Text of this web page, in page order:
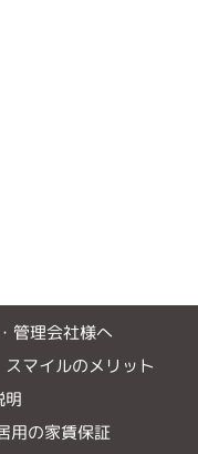
管理会社様へ
マイルのメリット
用の家賃保証